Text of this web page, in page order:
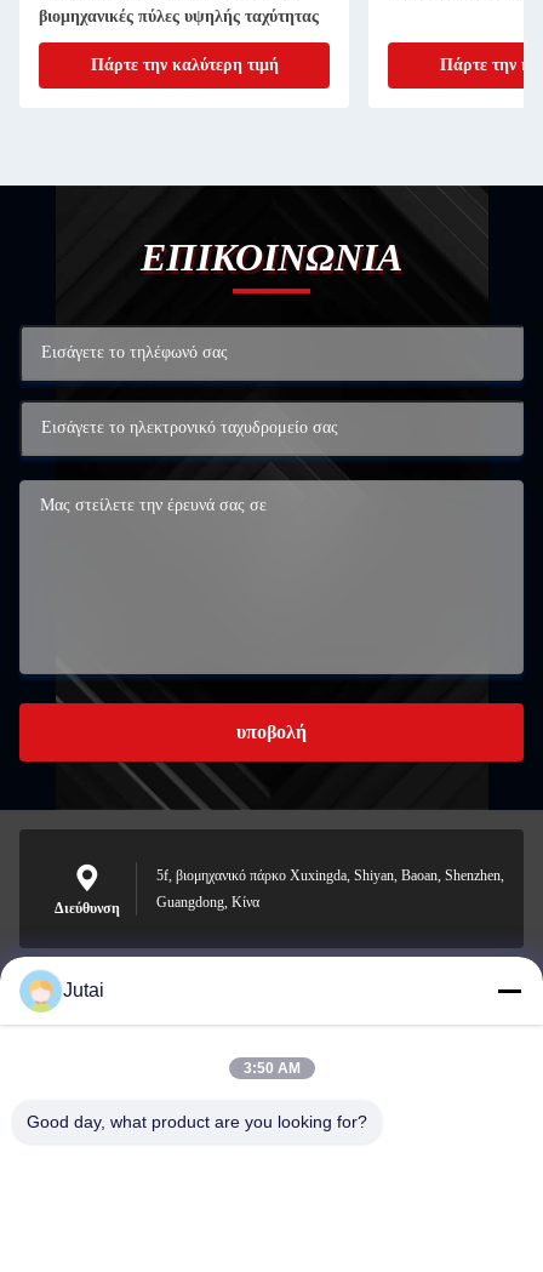
βιομηχανικές πύλες υψηλής ταχύτητας
Πάρτε την καλύτερη τιμή Πάρτε την
ΕΠΙΚΟΙΝΩΝΙΑ
υποβολή
Διεύθυνση
5f, βιομηχανικό πάρκο Xuxingda, Shiyan, Baoan, Shenzhen,
Guangdong, Κίνα
jutaisales18@gmail.com
Jutai
3:50 AM
Good day, what product are you looking for?